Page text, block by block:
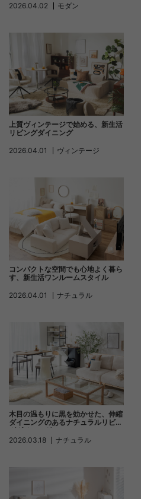
2026.04.02
モダン
上質ヴィンテージで始める、新生活
リビングダイニング
2026.04.01
ヴィンテージ
コンパクトな空間でも心地よく暮ら
す、新生活ワンルームスタイル
2026.04.01
ナチュラル
木目の温もりに黒を効かせた、伸縮
ダイニングのあるナチュラルリビン
グダイニング
2026.03.18
ナチュラル